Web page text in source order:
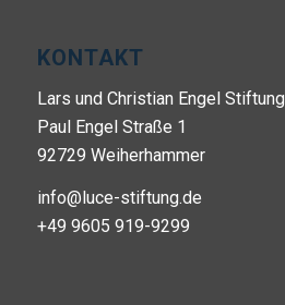
KONTAKT
Lars und Christian Engel Stiftung
Paul Engel Straße 1
92729 Weiherhammer
info@luce-stiftung.de
+49 9605 919-9299